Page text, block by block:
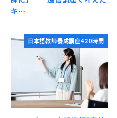
キ…
日本語教師養成講座420時間